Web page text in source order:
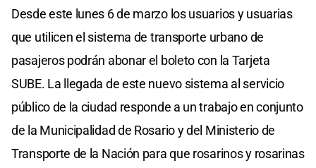
Desde este lunes 6 de marzo los usuarios y usuarias
que utilicen el sistema de transporte urbano de
pasajeros podrán abonar el boleto con la Tarjeta
SUBE. La llegada de este nuevo sistema al servicio
público de la ciudad responde a un trabajo en conjunto
de la Municipalidad de Rosario y del Ministerio de
Transporte de la Nación para que rosarinos y rosarinas